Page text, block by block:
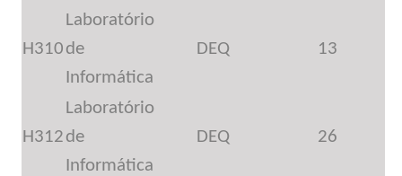
H310
Laboratório
de
Informática
DEQ 13
H312
Laboratório
de
Informática
DEQ 26